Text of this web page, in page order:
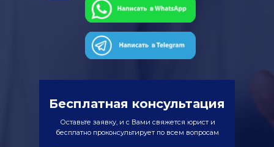
Оставьте заявку, и с Вами свяжется юрист и
бесплатно проконсультирует по всем вопросам
Бесплатная консультация